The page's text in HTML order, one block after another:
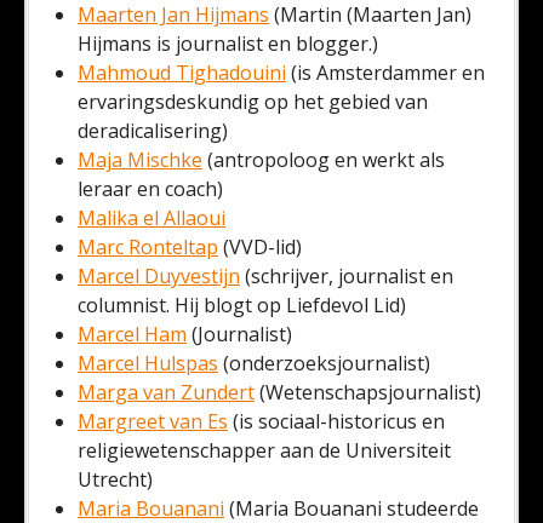
Maarten Jan Hijmans (Martin (Maarten Jan)
Hijmans is journalist en blogger.)
Mahmoud Tighadouini (is Amsterdammer en
ervaringsdeskundig op het gebied van
deradicalisering)
Maja Mischke (antropoloog en werkt als
leraar en coach)
Malika el Allaoui
Marc Ronteltap (VVD-lid)
Marcel Duyvestijn (schrijver, journalist en
columnist. Hij blogt op Liefdevol Lid)
Marcel Ham (Journalist)
Marcel Hulspas (onderzoeksjournalist)
Marga van Zundert(Wetenschapsjournalist)
Margreet van Es (is sociaal-historicus en
religiewetenschapper aan de Universiteit
Utrecht)
Maria Bouanani (Maria Bouanani studeerde